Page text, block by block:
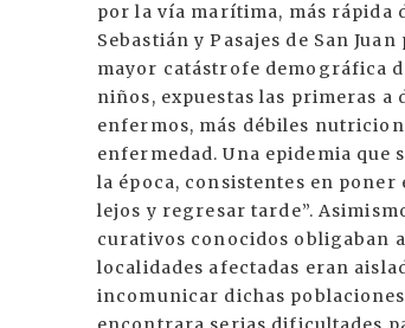
por la vía marítima, más rápida
Sebastián y Pasajes de San
mayor catástrofe demográfica
niños, expuestas las primeras a
enfermos, más débiles
enfermedad. Una epidemia
la época, consistentes en
lejos y regresar tarde”.
curativos conocidos obligaban
localidades afectadas eran
incomunicar dichas